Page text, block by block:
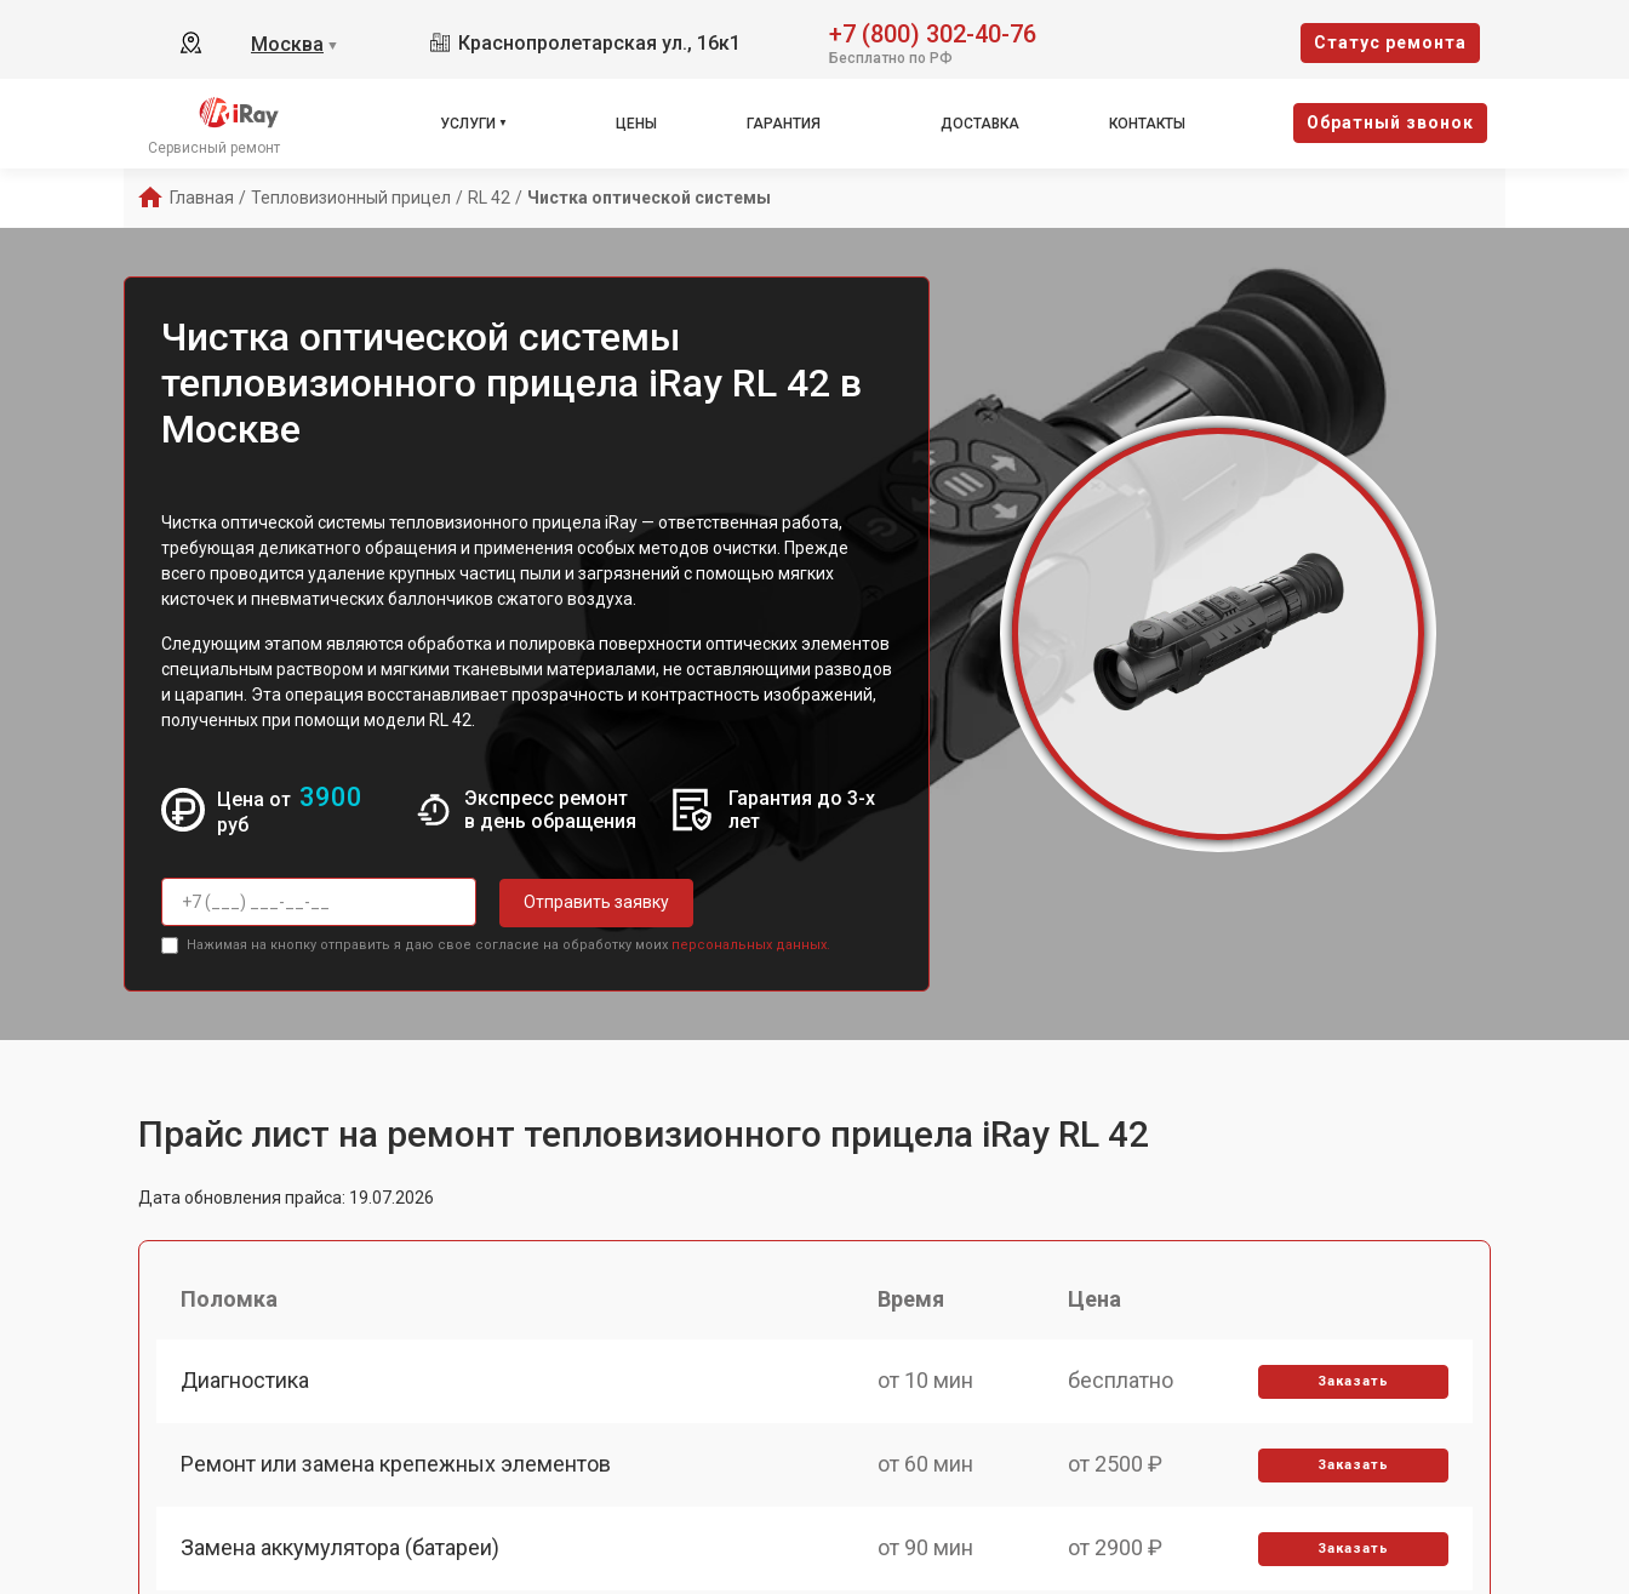
Москва ▼ Краснопролетарская ул., 16к1 +7 (800) 302-40-76
Бесплатно по РФ
Cтатус ремонта
Сервисный ремонт
УСЛУГИ ЦЕНЫ ГАРАНТИЯ ДОСТАВКА КОНТАКТЫ Oбратный звонок
Главная / Тепловизионный прицел / RL 42 / Чистка оптической системы
Чистка оптической системы
тепловизионного прицела iRay RL 42 в
Москве
Чистка оптической системы тепловизионного прицела iRay — ответственная работа,
требующая деликатного обращения и применения особых методов очистки. Прежде
всего проводится удаление крупных частиц пыли и загрязнений с помощью мягких
кисточек и пневматических баллончиков сжатого воздуха.
Следующим этапом являются обработка и полировка поверхности оптических элементов
специальным раствором и мягкими тканевыми материалами, не оставляющими разводов
и царапин. Эта операция восстанавливает прозрачность и контрастность изображений,
полученных при помощи модели RL 42.
Цена от 3900
руб
Экспресс ремонт
в день обращения
Гарантия до 3-х
лет
Отправить заявку
Нажимая на кнопку отправить я даю свое согласие на обработку моих персональных данных.
Прайс лист на ремонт тепловизионного прицела iRay RL 42
Дата обновления прайса: 19.07.2026
Поломка Время Цена
Диагностика от 10 мин бесплатно Заказать
Ремонт или замена крепежных элементов от 60 мин от 2500 ₽ Заказать
Замена аккумулятора (батареи) от 90 мин от 2900 ₽ Заказать